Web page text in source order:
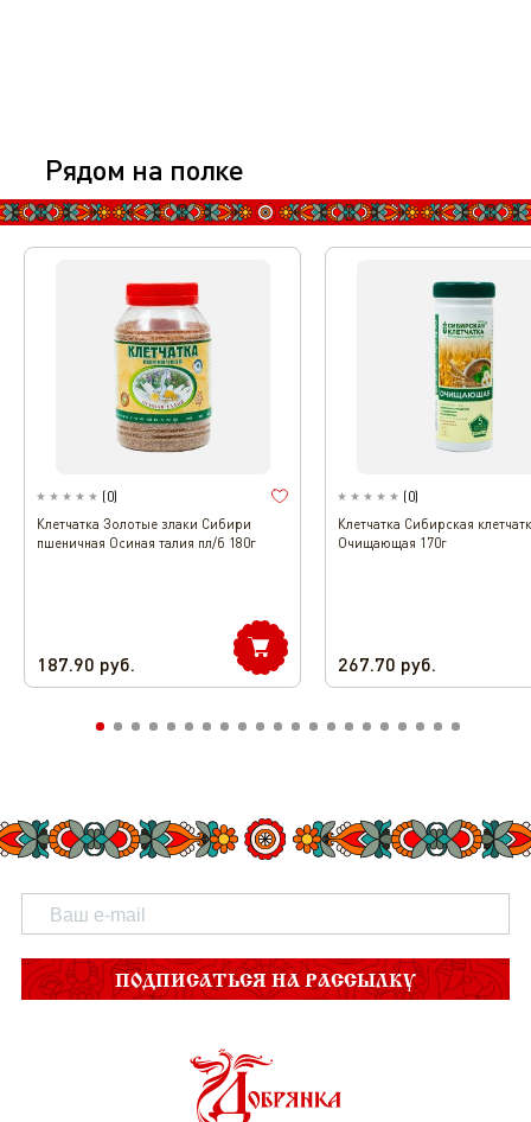
Рядом на полке
(0)
Клетчатка Золотые злаки Сибири
пшеничная Осиная талия пл/б 180г
187.90 руб.
(0)
Клетчатка Сибирская
Очищающая 170г
267.70 руб.
ПОДПИСАТЬСЯ НА РАССЫЛКУ